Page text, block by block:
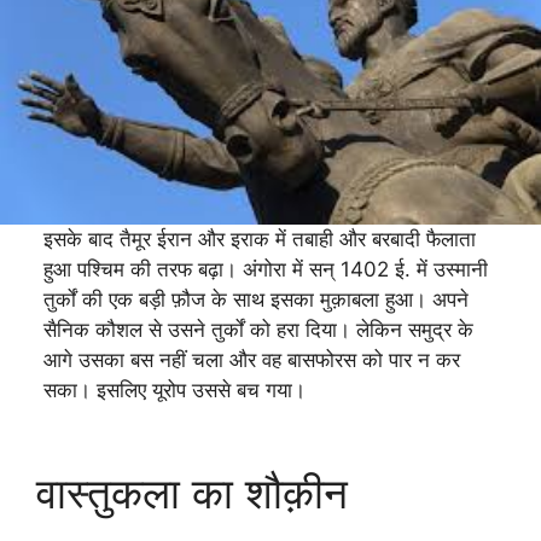
इसके बाद तैमूर ईरान और इराक में तबाही और बरबादी फैलाता
हुआ पश्चिम की तरफ बढ़ा। अंगोरा में सन् 1402 ई. में उस्मानी
तुर्कों की एक बड़ी फ़ौज के साथ इसका मुक़ाबला हुआ। अपने
सैनिक कौशल से उसने तुर्कों को हरा दिया। लेकिन समुद्र के
आगे उसका बस नहीं चला और वह बासफोरस को पार न कर
सका। इसलिए यूरोप उससे बच गया।
वास्तुकला का शौक़ीन